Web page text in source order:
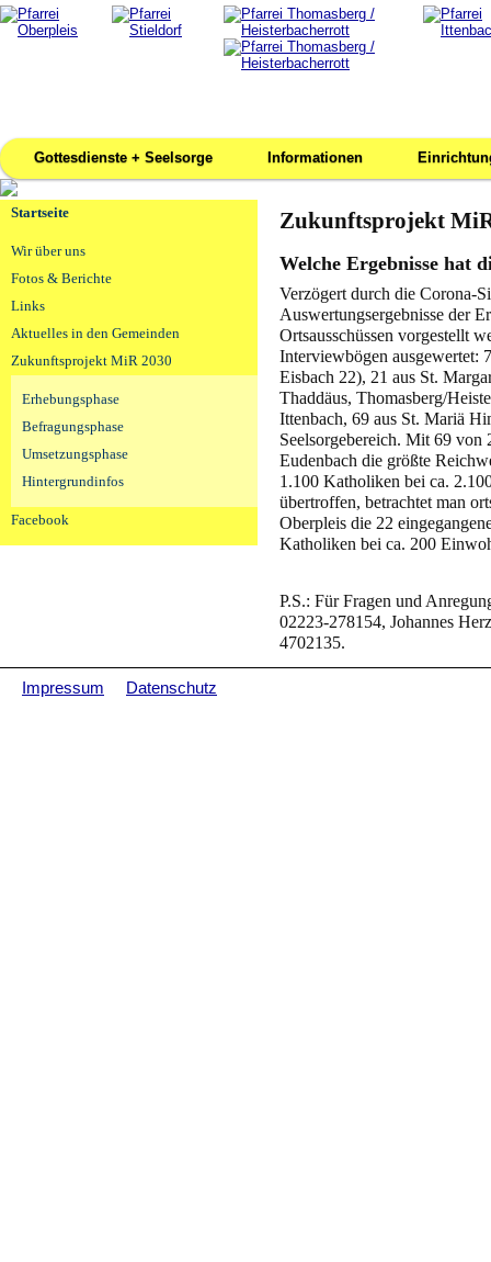
Gottesdienste + Seelsorge Informationen
Startseite
Wir über uns
Fotos & Berichte
Links
Aktuelles in den Gemeinden
Zukunftsprojekt MiR 2030
Erhebungsphase
Befragungsphase
Umsetzungsphase
Hintergrundinfos
Facebook
Zukunftsprojekt
Welche Ergebnisse hat
Verzögert durch die Corona-
Auswertungsergebnisse der
Ortsausschüssen vorgestellt
Interviewbögen ausgewertet:
Eisbach 22), 21 aus St.
Thaddäus, Thomasberg/
Ittenbach, 69 aus St. Mariä
Seelsorgebereich. Mit 69 von
Eudenbach die größte
1.100 Katholiken bei ca.
übertroffen, betrachtet man
Oberpleis die 22
Katholiken bei ca. 200
P.S.: Für Fragen und
02223-278154, Johannes
4702135.
Impressum Datenschutz